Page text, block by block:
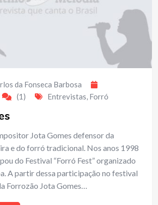
da Fonseca Barbosa
(1) Entrevistas, Forró
Jota Gomes defensor da
e do forró tradicional. Nos anos 1998
do Festival “Forró Fest” organizado
A partir dessa participação no festival
Forrozão Jota Gomes…